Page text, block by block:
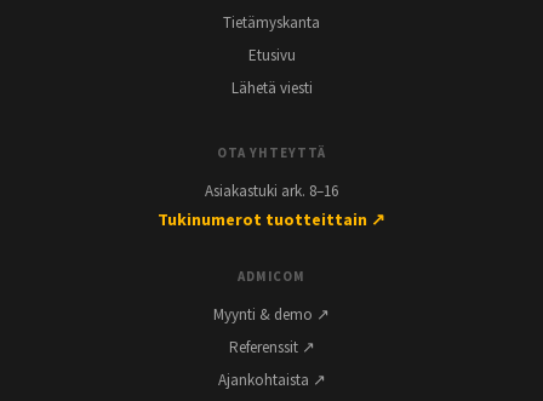
Tietämyskanta
Etusivu
Lähetä viesti
OTA YHTEYTTÄ
Asiakastuki ark. 8–16
Tukinumerot tuotteittain ↗
ADMICOM
Myynti & demo ↗
Referenssit ↗
Ajankohtaista ↗